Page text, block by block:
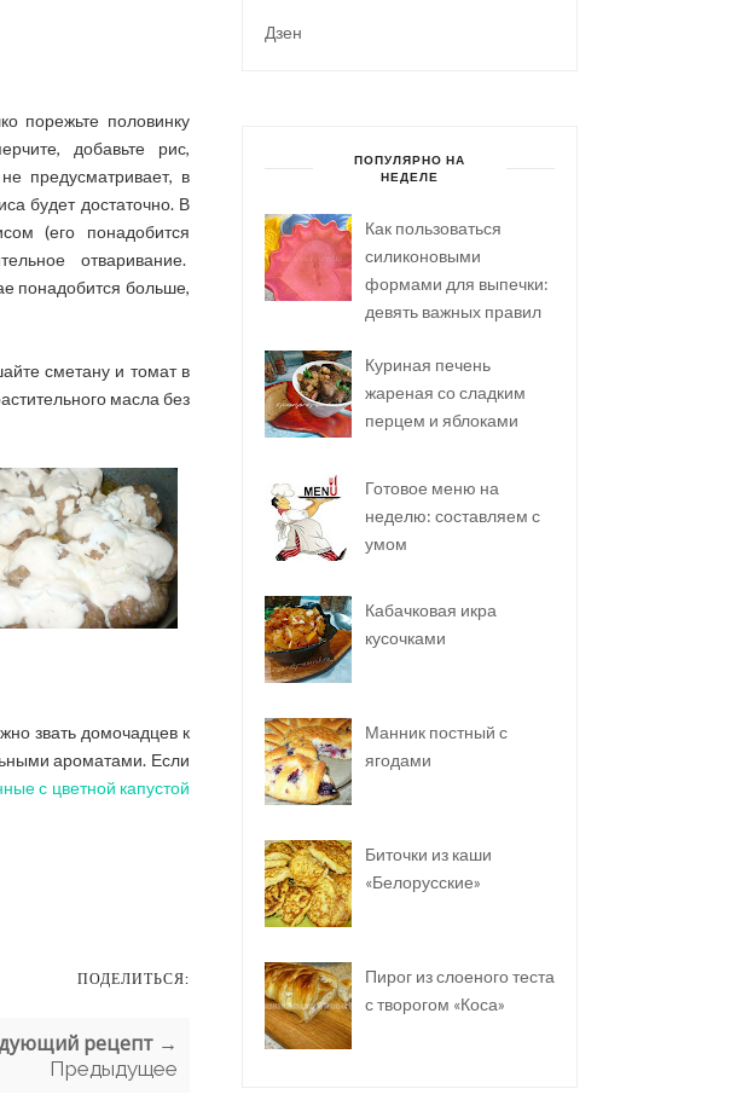
порежьте половинку
добавьте рис,
предусматривает, в
будет достаточно. В
(его понадобится
отваривание.
понадобится больше,
сметану и томат в
масла без
звать домочадцев к
ароматами. Если
с цветной капустой
ПОДЕЛИТЬСЯ:
рецепт →
Предыдущее
Дзен
ПОПУЛЯРНО НА
НЕДЕЛЕ
Как пользоваться
силиконовыми
формами для выпечки:
девять важных правил
Куриная печень
жареная со сладким
перцем и яблоками
Готовое меню на
неделю: составляем с
умом
Кабачковая икра
кусочками
Манник постный с
ягодами
Биточки из каши
«Белорусские»
Пирог из слоеного теста
с творогом «Коса»